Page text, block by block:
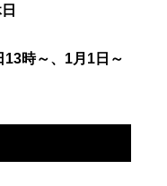
時～、1月1日～